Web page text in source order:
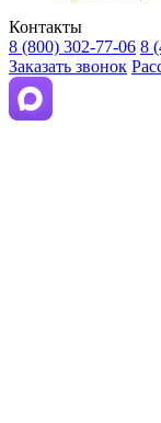
Контакты
8 (800) 302-77-06 8
Заказать звонок